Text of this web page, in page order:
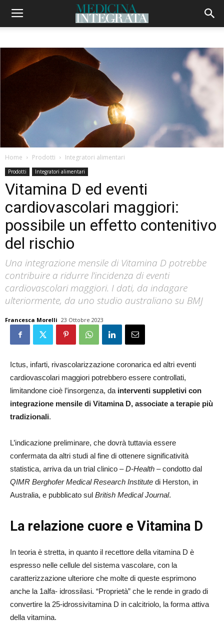
Home Prodotti Integratori alimentari
Prodotti Integratori alimentari
Vitamina D ed eventi
cardiovascolari maggiori:
possibile un effetto contenitivo
del rischio
Una integrazione mensile di Vitamina D potrebbe
contribuire a ridurre l’incidenza di eventi
cardiovascolari maggiori. I dati, da indagare
ulteriormente, da uno studio australiano su BMJ
Francesca Morelli 23 Ottobre 2023
Ictus, infarti, rivascolarizzazione coronarica ed altri eventi
cardiovascolari maggiori potrebbero essere controllati,
limitandone cioè l’insorgenza, da interventi suppletivi con
integrazione mensile di Vitamina D, associate a terapie più
tradizionali.
L’indicazione preliminare, che dovrà tuttavia essere
confermata da altri studi al fine di ottenere significatività
statistica, arriva da un trial clinico –D-Health – condotto dal
QIMR Berghofer Medical Research Institute di Herston, in
Australia, e pubblicato sul British Medical Journal.
La relazione cuore e Vitamina D
In teoria è stretta, in quanto il recettore della vitamina D è
espresso nelle cellule del sistema vascolare, con la
caratterizzazione ulteriore che molte di queste esprimono
anche la 1alfa- idrossilasi. “Proprietà” che le rende in grado di
convertire la 25-idrossivitamina D in calcitriolo, la forma attiva
della vitamina.